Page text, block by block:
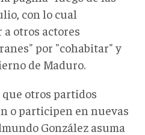
con lo cual
otros actores
por "cohabitar" y
de Maduro.
otros partidos
o participen en nuevas
González asuma